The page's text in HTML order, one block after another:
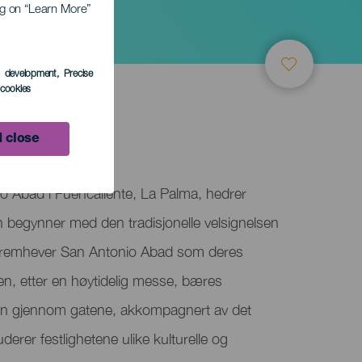
on “Learn More”
development, Precise
close
Abad i Fuencaliente, La Palma, hedrer
med den tradisjonelle velsignelsen
San Antonio Abad som deres
etter en høytidelig messe, bæres
gjennom gatene, akkompagnert av det
festlighetene ulike kulturelle og